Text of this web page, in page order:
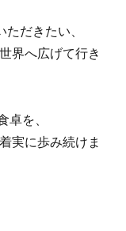
だきたい、
界へ広げて行き
卓を、
実に歩み続けま